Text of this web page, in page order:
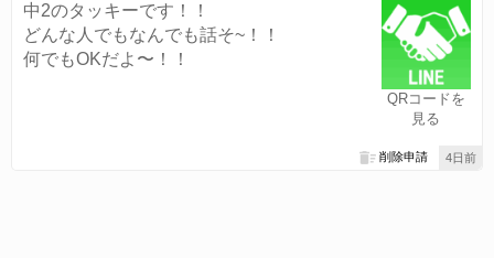
QRコードを
見る
中2のタッキーです！！
どんな人でもなんでも話そ~！！
何でもOKだよ〜！！
4日前
削除申請